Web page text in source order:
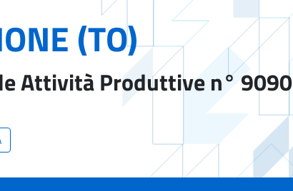
(TO)
Attività Produttive n° 9090